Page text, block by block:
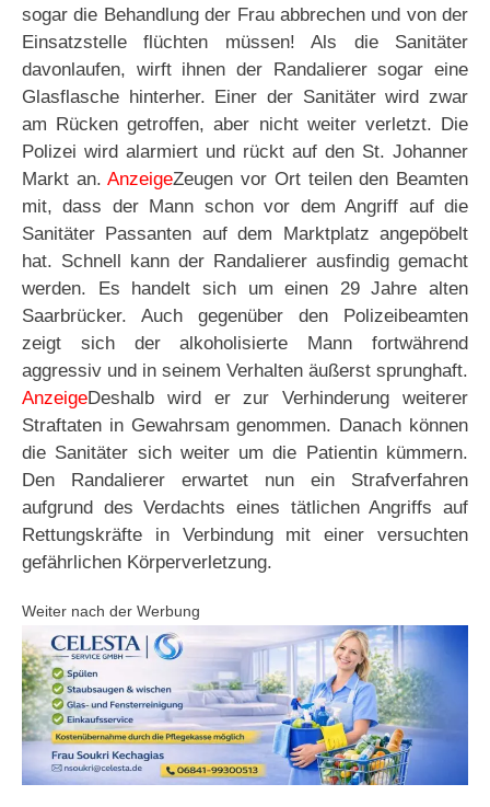
sogar die Behandlung der Frau abbrechen und von der
Einsatzstelle flüchten müssen! Als die Sanitäter
davonlaufen, wirft ihnen der Randalierer sogar eine
Glasflasche hinterher. Einer der Sanitäter wird zwar
am Rücken getroffen, aber nicht weiter verletzt. Die
Polizei wird alarmiert und rückt auf den St. Johanner
Markt an.AnzeigeZeugen vor Ort teilen den Beamten
mit, dass der Mann schon vor dem Angriff auf die
Sanitäter Passanten auf dem Marktplatz angepöbelt
hat. Schnell kann der Randalierer ausfindig gemacht
werden. Es handelt sich um einen 29 Jahre alten
Saarbrücker. Auch gegenüber den Polizeibeamten
zeigt sich der alkoholisierte Mann fortwährend
aggressiv und in seinem Verhalten äußerst sprunghaft.
AnzeigeDeshalb wird er zur Verhinderung weiterer
Straftaten in Gewahrsam genommen. Danach können
die Sanitäter sich weiter um die Patientin kümmern.
Den Randalierer erwartet nun ein Strafverfahren
aufgrund des Verdachts eines tätlichen Angriffs auf
Rettungskräfte in Verbindung mit einer versuchten
gefährlichen Körperverletzung.
Weiter nach der Werbung